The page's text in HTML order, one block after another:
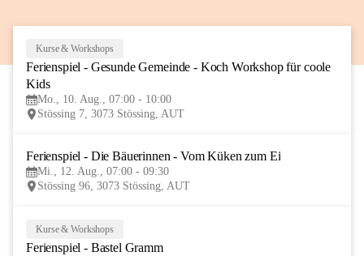
AUG
Kurse & Workshops
Ferienspiel - Gesunde Gemeinde - Koch Workshop für coole
Kids
Mo., 10. Aug., 07:00 - 10:00
Stössing 7, 3073 Stössing, AUT
Ferienspiel - Die Bäuerinnen - Vom Küken zum Ei
Mi., 12. Aug., 07:00 - 09:30
Stössing 96, 3073 Stössing, AUT
Kurse & Workshops
Ferienspiel - Bastel Gramm